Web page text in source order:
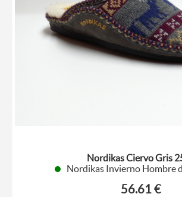
Nordikas Ciervo Gris
Nordikas Invierno Hombre
56.61 €